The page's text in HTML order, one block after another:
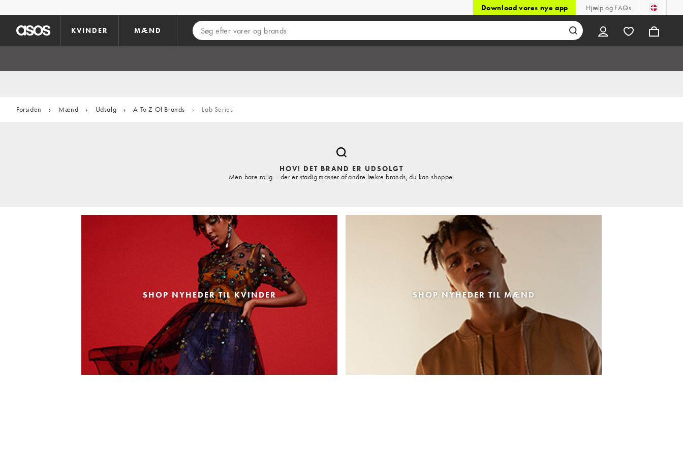
Download vores nye app Hjælp og FAQs
KVINDER MÆND
Forsiden › Mænd › Udsalg › A To Z Of Brands › Lab Series
HOV! DET BRAND ER UDSOLGT
Men bare rolig – der er stadig masser af andre lækre brands, du kan shoppe.
SHOP NYHEDER TIL KVINDER SHOP NYHEDER TIL MÆND